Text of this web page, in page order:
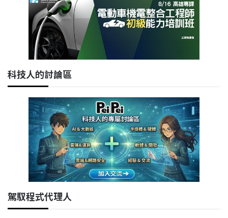
科技人的討論區
駕馭程式代理人